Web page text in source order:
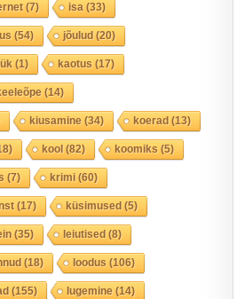
(7) isa (33)
(54) jõulud(20)
(1) kaotus (17)
(14)
kiusamine (34) koerad(13)
kool(82) koomiks (5)
(7) krimi(60)
(17) küsimused(5)
(35) leiutised(8)
(18) loodus (106)
(155) lugemine (14)